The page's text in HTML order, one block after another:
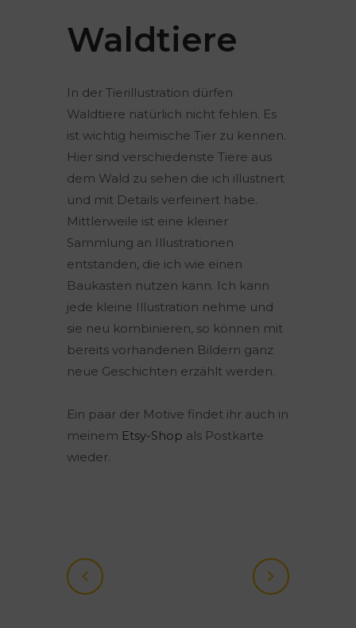
Waldtiere
In der Tierillustration dürfen
Waldtiere natürlich nicht fehlen. Es
ist wichtig heimische Tier zu kennen.
Hier sind verschiedenste Tiere aus
dem Wald zu sehen die ich illustriert
und mit Details verfeinert habe.
Mittlerweile ist eine kleiner
Sammlung an Illustrationen
entstanden, die ich wie einen
Baukasten nutzen kann. Ich kann
jede kleine Illustration nehme und
sie neu kombinieren, so können mit
bereits vorhandenen Bildern ganz
neue Geschichten erzählt werden.
Ein paar der Motive findet ihr auch in
meinem Etsy-Shop als Postkarte
wieder.